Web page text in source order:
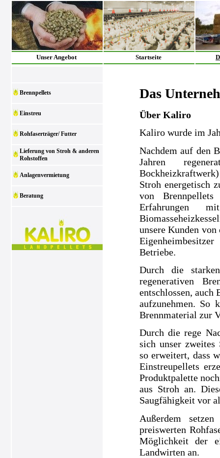
Unser Angebot Startseite
Brennpellets
Einstreu
Rohfaserträger/ Futter
Lieferung von Stroh & anderen
Rohstoffen
Anlagenvermietung
Beratung
Das
Über Kaliro
Kaliro wurde im
Nachdem auf den
Jahren
Stroh energetisch
von
Erfahrungen
unsere Kunden
Betriebe.
Durch die
regenerativen
entschlossen, auch
aufzunehmen. So
Brennmaterial zur
Durch die rege
sich unser zweites
so erweitert, dass
Einstreupellets
Produktpalette
aus Stroh an.
Saugfähigkeit vor
Außerdem
preiswerten
Möglichkeit der
Landwirten an.